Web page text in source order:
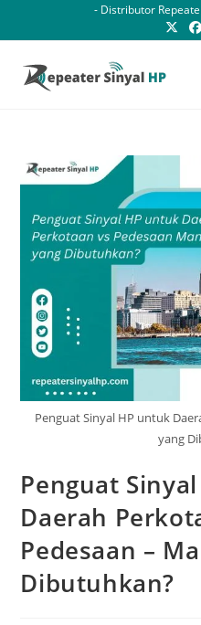
- Distributor
Penguat Sinyal HP untuk
yang
Penguat
Daerah
Pedesaan –
Dibutuhkan?